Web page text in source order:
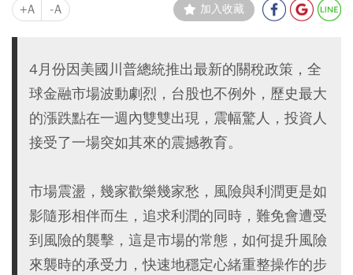
+A -A 加入收藏
4月份因美國川普總統推出最新的關稅政策，全
球金融市場波動劇烈，台股也不例外，歷史最大
的漲跌點在一週內雙雙出現，震幅驚人，投資人
接受了一場突如其來的震撼教育。
市場震盪，幾家歡樂幾家愁，風險與利潤更是如
影隨形相伴而生，追求利潤的同時，難免會遭受
到風險的襲擊，這是市場的常態，如何提升風險
來襲時的承受力，快速地穩定心緒重整操作的步